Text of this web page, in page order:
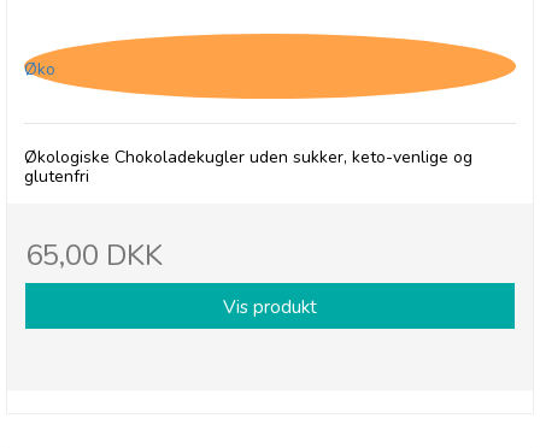
Øko
Økologiske Chokoladekugler uden sukker, keto-venlige og
glutenfri
65,00 DKK
Vis produkt